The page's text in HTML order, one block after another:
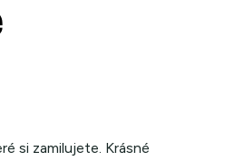
si zamilujete. Krásné